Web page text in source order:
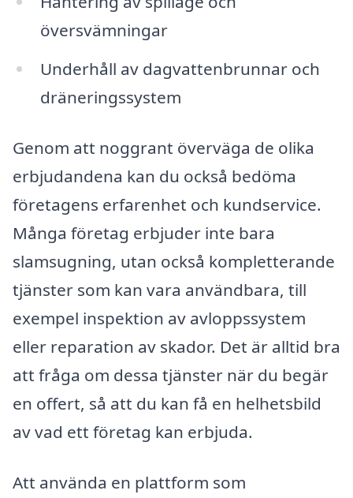
översvämningar
Underhåll av dagvattenbrunnar och
dräneringssystem
Genom att noggrant överväga de olika
erbjudandena kan du också bedöma
företagens erfarenhet och kundservice.
Många företag erbjuder inte bara
slamsugning, utan också kompletterande
tjänster som kan vara användbara, till
exempel inspektion av avloppssystem
eller reparation av skador. Det är alltid bra
att fråga om dessa tjänster när du begär
en offert, så att du kan få en helhetsbild
av vad ett företag kan erbjuda.
Att använda en plattform som